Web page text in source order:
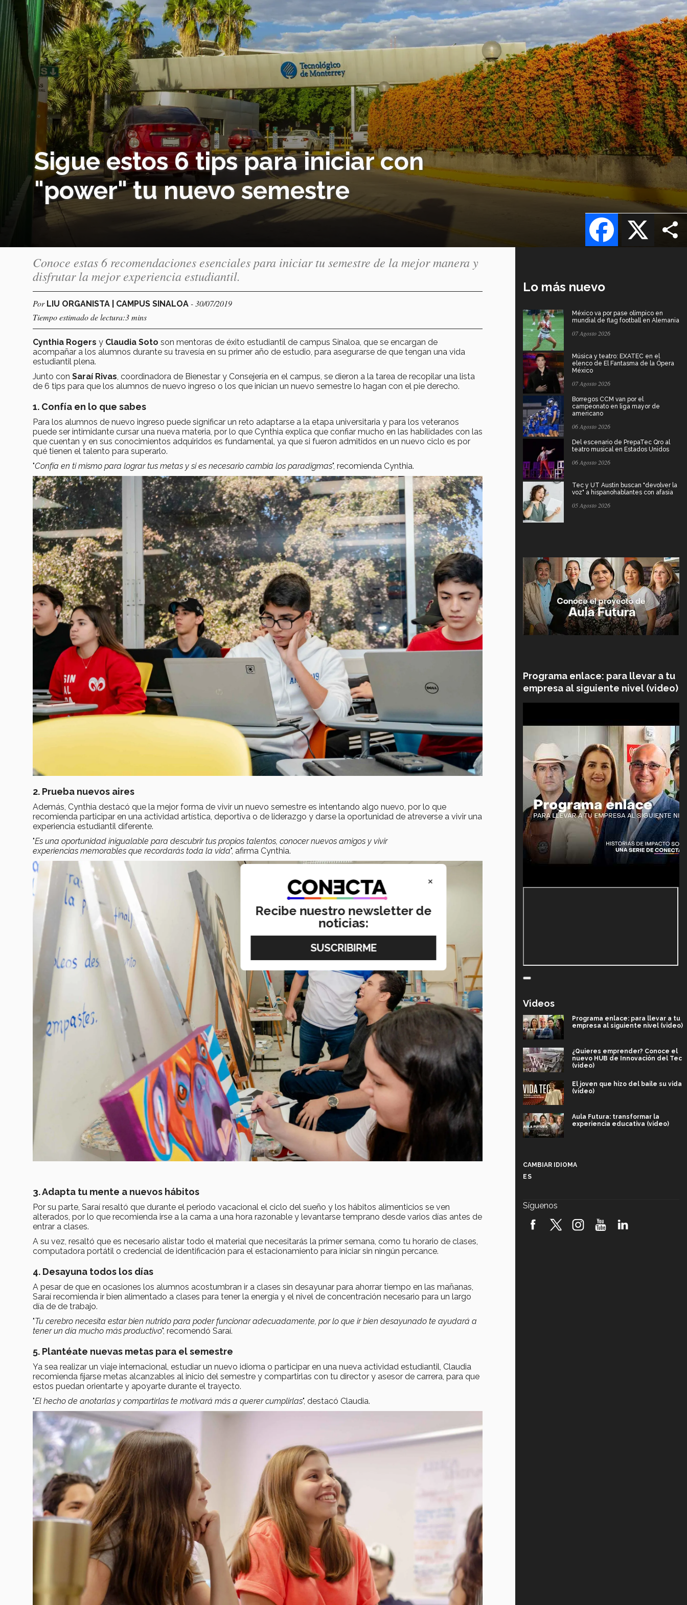
Sigue estos 6 tips para iniciar con
"power" tu nuevo semestre
X
Facebook
Conoce estas 6 recomendaciones esenciales para iniciar tu semestre de la mejor manera y
disfrutar la mejor experiencia estudiantil.
Por LIU ORGANISTA | CAMPUS SINALOA - 30/07/2019
Tiempo estimado de lectura:3 mins
Cynthia Rogers y Claudia Soto son mentoras de éxito estudiantil de campus Sinaloa, que se encargan de
acompañar a los alumnos durante su travesía en su primer año de estudio, para asegurarse de que tengan una vida
estudiantil plena.
Junto con Saraí Rivas , coordinadora de Bienestar y Consejería en el campus, se dieron a la tarea de recopilar una lista
de 6 tips para que los alumnos de nuevo ingreso o los que inician un nuevo semestre lo hagan con el pie derecho.
1. Confía en lo que sabes
Para los alumnos de nuevo ingreso puede significar un reto adaptarse a la etapa universitaria y para los veteranos
puede ser intimidante cursar una nueva materia, por lo que Cynthia explica que confiar mucho en las habilidades con las
que cuentan y en sus conocimientos adquiridos es fundamental, ya que si fueron admitidos en un nuevo ciclo es por
qué tienen el talento para superarlo.
"Confía en ti mismo para lograr tus metas y si es necesario cambia los paradigmas", recomienda Cynthia.
2. Prueba nuevos aires
Además, Cynthia destacó que la mejor forma de vivir un nuevo semestre es intentando algo nuevo, por lo que
recomienda participar en una actividad artística, deportiva o de liderazgo y darse la oportunidad de atreverse a vivir una
experiencia estudiantil diferente.
"Es una oportunidad inigualable para descubrir tus propios talentos, conocer nuevos amigos y vivir
experiencias memorables que recordarás toda la vida", afirma Cynthia.
3. Adapta tu mente a nuevos hábitos
Por su parte, Saraí resaltó que durante el periodo vacacional el ciclo del sueño y los hábitos alimenticios se ven
alterados, por lo que recomienda irse a la cama a una hora razonable y levantarse temprano desde varios días antes de
entrar a clases.
A su vez, resaltó que es necesario alistar todo el material que necesitarás la primer semana, como tu horario de clases,
computadora portátil o credencial de identificación para el estacionamiento para iniciar sin ningún percance.
4. Desayuna todos los días
A pesar de que en ocasiones los alumnos acostumbran ir a clases sin desayunar para ahorrar tiempo en las mañanas,
Saraí recomienda ir bien alimentado a clases para tener la energía y el nivel de concentración necesario para un largo
día de de trabajo.
"Tu cerebro necesita estar bien nutrido para poder funcionar adecuadamente, por lo que ir bien desayunado te ayudará a
tener un día mucho más productivo", recomendó Saraí.
5. Plantéate nuevas metas para el semestre
Ya sea realizar un viaje internacional, estudiar un nuevo idioma o participar en una nueva actividad estudiantil, Claudia
recomienda fijarse metas alcanzables al inicio del semestre y compartirlas con tu director y asesor de carrera, para que
estos puedan orientarte y apoyarte durante el trayecto.
"El hecho de anotarlas y compartirlas te motivará más a querer cumplirlas", destacó Claudia.
Lo más nuevo
México va por pase olímpico en
mundial de flag football en Alemania
07 Agosto 2026
Música y teatro: EXATEC en el
elenco de El Fantasma de la Ópera
México
07 Agosto 2026
Borregos CCM van por el
campeonato en liga mayor de
americano
06 Agosto 2026
Del escenario de PrepaTec Qro al
teatro musical en Estados Unidos
06 Agosto 2026
Tec y UT Austin buscan "devolver la
voz" a hispanohablantes con afasia
05 Agosto 2026
Programa enlace: para llevar a tu
empresa al siguiente nivel (video)
Videos
Programa enlace: para llevar a tu
empresa al siguiente nivel (video)
¿Quieres emprender? Conoce el
nuevo HUB de Innovación del Tec
(video)
El joven que hizo del baile su vida
(video)
Aula Futura: transformar la
experiencia educativa (video)
robótica FIRST 2026! (video)
CAMBIAR IDIOMA
ES
Síguenos
×
Recibe nuestro newsletter de
noticias: